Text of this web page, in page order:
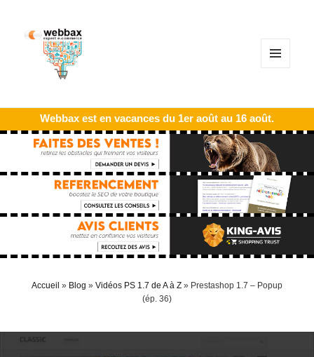
Webbax est en vacances du 1er août au 16 août.
Accueil » Blog » Vidéos PS 1.7 de A à Z » Prestashop 1.7 – Popup
(ép. 36)